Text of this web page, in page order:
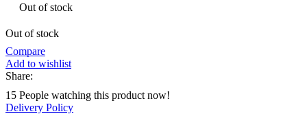
Out of stock
Out of stock
Compare
Add to wishlist
Share:
15 People watching this product now!
Delivery Policy